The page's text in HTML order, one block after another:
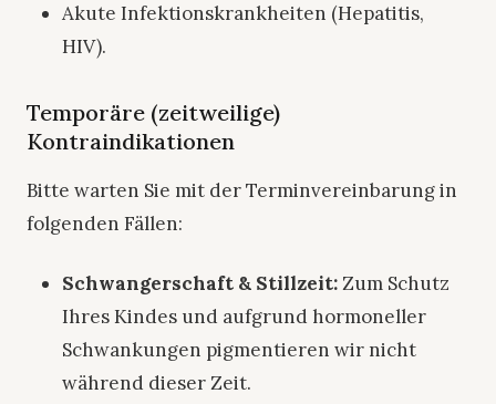
Akute Infektionskrankheiten (Hepatitis,
HIV).
Temporäre (zeitweilige)
Kontraindikationen
Bitte warten Sie mit der Terminvereinbarung in
folgenden Fällen:
Schwangerschaft & Stillzeit:Zum Schutz
Ihres Kindes und aufgrund hormoneller
Schwankungen pigmentieren wir nicht
während dieser Zeit.